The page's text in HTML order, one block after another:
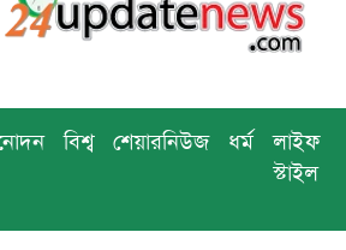
বিশ্ব শেয়ারনিউজ ধর্ম
লাইফ
স্টাইল